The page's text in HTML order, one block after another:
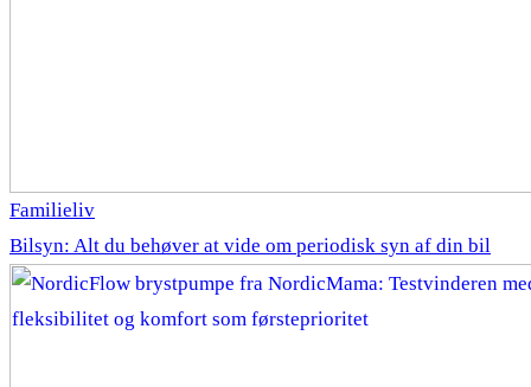
Familieliv
Bilsyn: Alt du behøver at vide om periodisk syn af din bil